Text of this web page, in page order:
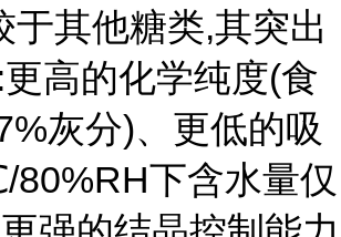
于其他糖类,其突出
高的化学纯度(食
灰分)、更低的吸
下含水量仅